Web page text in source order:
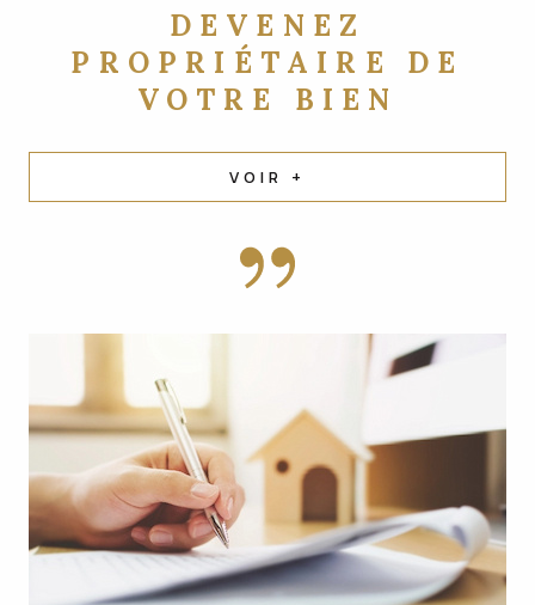
DEVENEZ
PROPRIÉTAIRE DE
VOTRE BIEN
VOIR +